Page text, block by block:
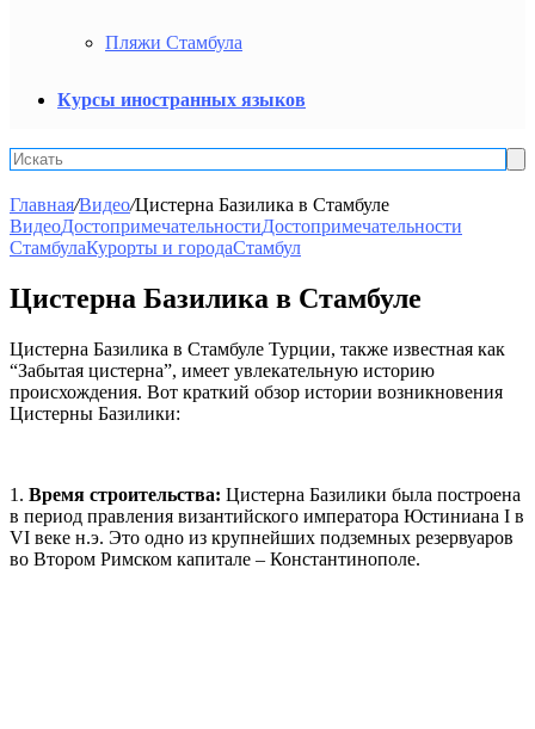
Пляжи Стамбула
Курсы иностранных языков
Главная/Видео/Цистерна Базилика в Стамбуле
ВидеоДостопримечательностиДостопримечательности
СтамбулаКурорты и городаСтамбул
Цистерна Базилика в Стамбуле
Цистерна Базилика в Стамбуле Турции, также известная как
“Забытая цистерна”, имеет увлекательную историю
происхождения. Вот краткий обзор истории возникновения
Цистерны Базилики:
1. Время строительства: Цистерна Базилики была построена
в период правления византийского императора Юстиниана I в
VI веке н.э. Это одно из крупнейших подземных резервуаров
во Втором Римском капитале – Константинополе.